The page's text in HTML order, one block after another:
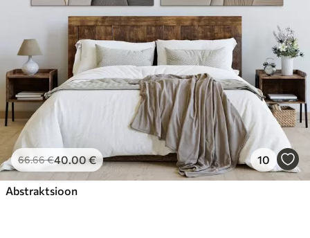
66.66€40.00€ 10
Abstraktsioon